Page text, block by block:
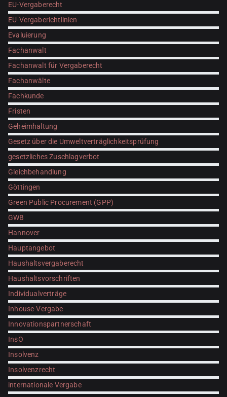
EU-Vergaberecht
EU-Vergaberichtlinien
Evaluierung
Fachanwalt
Fachanwalt für Vergaberecht
Fachanwälte
Fachkunde
Fristen
Geheimhaltung
Gesetz über die Umweltverträglichkeitsprüfung
gesetzliches Zuschlagverbot
Gleichbehandlung
Göttingen
Green Public Procurement (GPP)
GWB
Hannover
Hauptangebot
Haushaltsvergaberecht
Haushaltsvorschriften
Individualverträge
Inhouse-Vergabe
Innovationspartnerschaft
InsO
Insolvenz
Insolvenzrecht
internationale Vergabe